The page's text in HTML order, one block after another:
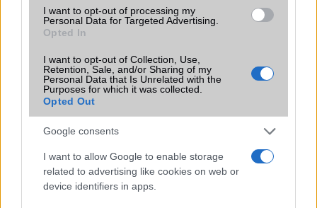
I want to opt-out of processing my
Personal Data for Targeted Advertising.
Opted In
I want to opt-out of Collection, Use,
Retention, Sale, and/or Sharing of my
Personal Data that Is Unrelated with the
Purposes for which it was collected.
Opted Out
Google consents
I want to allow Google to enable storage
related to advertising like cookies on web or
device identifiers in apps.
Brand
Ultra - a legteljesebb
felszereltségû és
Védelem Nincs
Limited Edition Nincs
SAR
Nincs publikus adat!
N/A = Nincs adat. Legutóbbi frissítés: 2026-07-13 19:00:00